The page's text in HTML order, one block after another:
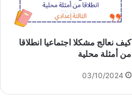
كيف نعالج مشكلا اجتماعيا انطلاقا
من أمثلة محلية
03/10/2024